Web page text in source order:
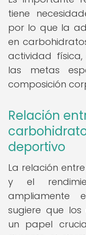
tiene
por lo que la
en
actividad
las metas
composición
Relación
deportivo
La relación
y el
ampliamente
sugiere que
un papel